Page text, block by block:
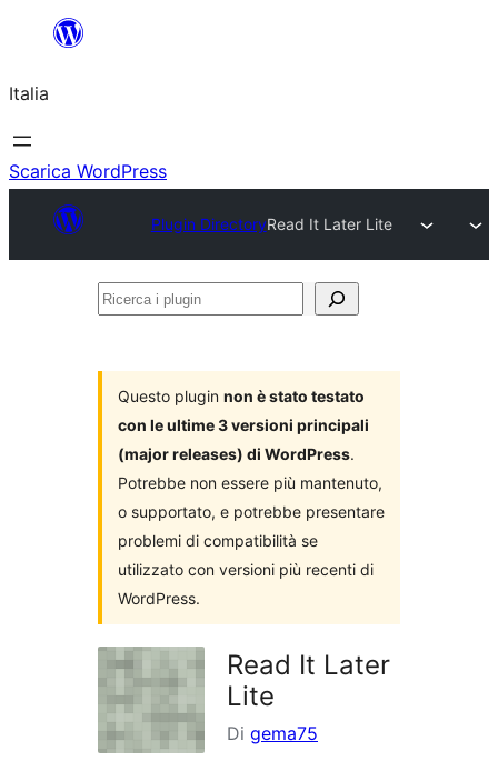
contenuto
Italia
Scarica WordPress
Plugin DirectoryRead It Later Lite
Ricerca
Questo plugin non è stato testato
con le ultime 3 versioni principali
(major releases) di WordPress.
Potrebbe non essere più mantenuto,
o supportato, e potrebbe presentare
problemi di compatibilità se
utilizzato con versioni più recenti di
WordPress.
Read It Later
Lite
Di gema75